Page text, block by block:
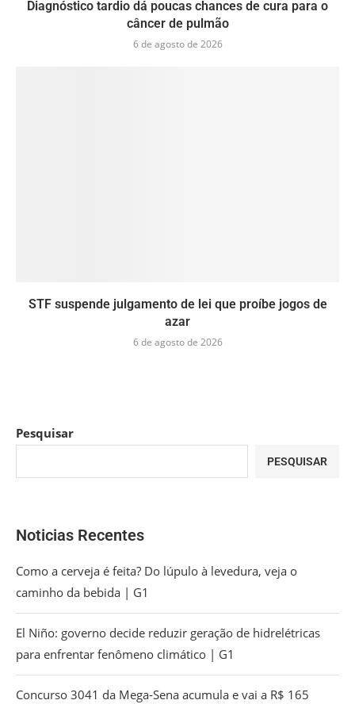
Diagnóstico tardio dá poucas chances de cura para o
câncer de pulmão
6 de agosto de 2026
STF suspende julgamento de lei que proíbe jogos de
azar
6 de agosto de 2026
Pesquisar
PESQUISAR
Noticias Recentes
Como a cerveja é feita? Do lúpulo à levedura, veja o
caminho da bebida | G1
El Niño: governo decide reduzir geração de hidrelétricas
para enfrentar fenômeno climático | G1
Concurso 3041 da Mega-Sena acumula e vai a R$ 165